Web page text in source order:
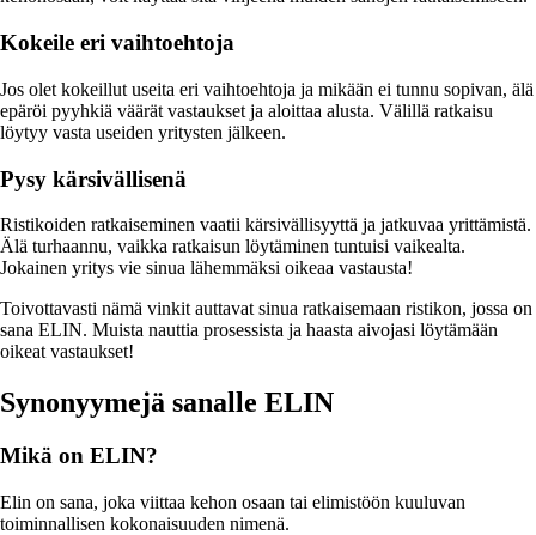
Kokeile eri vaihtoehtoja
Jos olet kokeillut useita eri vaihtoehtoja ja mikään ei tunnu sopivan, älä
epäröi pyyhkiä väärät vastaukset ja aloittaa alusta. Välillä ratkaisu
löytyy vasta useiden yritysten jälkeen.
Pysy kärsivällisenä
Ristikoiden ratkaiseminen vaatii kärsivällisyyttä ja jatkuvaa yrittämistä.
Älä turhaannu, vaikka ratkaisun löytäminen tuntuisi vaikealta.
Jokainen yritys vie sinua lähemmäksi oikeaa vastausta!
Toivottavasti nämä vinkit auttavat sinua ratkaisemaan ristikon, jossa on
sana ELIN. Muista nauttia prosessista ja haasta aivojasi löytämään
oikeat vastaukset!
Synonyymejä sanalle ELIN
Mikä on ELIN?
Elin on sana, joka viittaa kehon osaan tai elimistöön kuuluvan
toiminnallisen kokonaisuuden nimenä.